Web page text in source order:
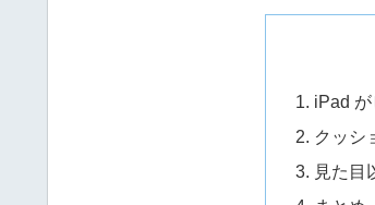
iPad
クッシ
見た目